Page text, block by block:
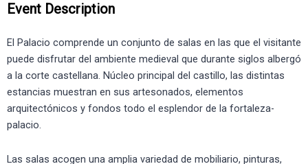
Event Description
El Palacio comprende un conjunto de salas en las que el visitante
puede disfrutar del ambiente medieval que durante siglos albergó
a la corte castellana. Núcleo principal del castillo, las distintas
estancias muestran en sus artesonados, elementos
arquitectónicos y fondos todo el esplendor de la fortaleza-
palacio.
Las salas acogen una amplia variedad de mobiliario, pinturas,